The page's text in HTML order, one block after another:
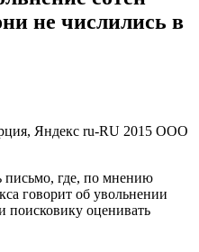
не числились в
Яндекс ru-RU 2015 ООО
письмо, где, по мнению
говорит об увольнении
поисковику оценивать